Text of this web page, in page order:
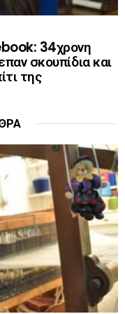
34χρονη
σκουπίδια και
της